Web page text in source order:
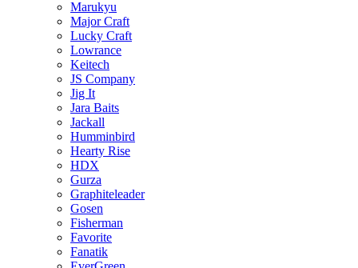
Marukyu
Major Craft
Lucky Craft
Lowrance
Keitech
JS Company
Jig It
Jara Baits
Jackall
Humminbird
Hearty Rise
HDX
Gurza
Graphiteleader
Gosen
Fisherman
Favorite
Fanatik